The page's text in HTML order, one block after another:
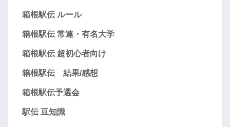
箱根駅伝 ルール
箱根駅伝 常連・有名大学
箱根駅伝 超初心者向け
箱根駅伝 結果/感想
箱根駅伝予選会
駅伝 豆知識